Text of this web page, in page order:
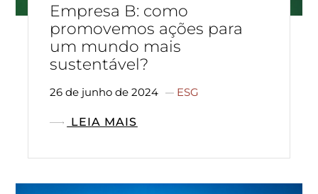
Empresa B: como
promovemos ações para
um mundo mais
sustentável?
26 de junho de 2024 ESG
LEIA MAIS